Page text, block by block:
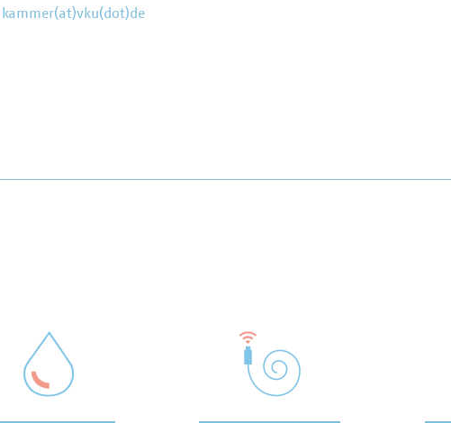
kammer(at)vku(dot)de